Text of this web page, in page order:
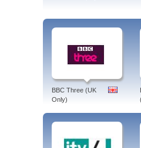
BBC Three (UK
Only)